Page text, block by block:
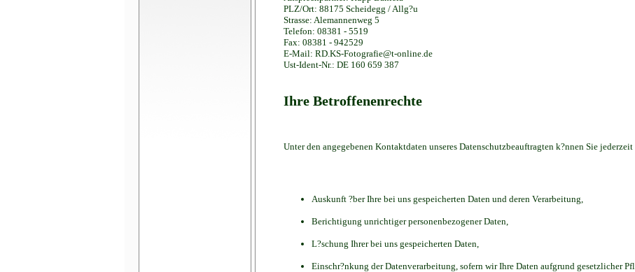
PLZ/Ort: 88175 Scheidegg / Allg?u
Strasse: Alemannenweg 5
Telefon: 08381 - 5519
Fax: 08381 - 942529
E-Mail: RD.KS-Fotografie@t-online.de
Ust-Ident-Nr.: DE 160 659 387
Ihre Betroffenenrechte
Unter den angegebenen Kontaktdaten unseres Datenschutzbeauftragten k?nnen Sie
Auskunft ?ber Ihre bei uns gespeicherten Daten und deren Verarbeitung,
Berichtigung unrichtiger personenbezogener Daten,
L?schung Ihrer bei uns gespeicherten Daten,
Einschr?nkung der Datenverarbeitung, sofern wir Ihre Daten aufgrund gesetzlicher